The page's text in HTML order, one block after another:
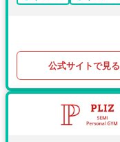
公式サイトで見る